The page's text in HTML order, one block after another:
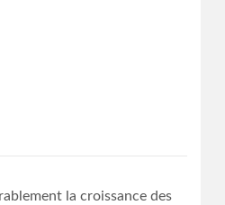
la croissance des